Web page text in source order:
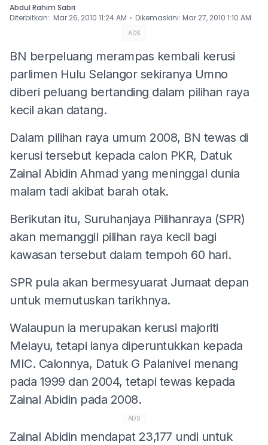
Abdul Rahim Sabri
Diterbitkan: Mar 26, 2010 11:24 AM ⋅ Dikemaskini: Mar 27, 2010 1:10 AM
ADS
BN berpeluang merampas kembali kerusi
parlimen Hulu Selangor sekiranya Umno
diberi peluang bertanding dalam pilihan raya
kecil akan datang.
Dalam pilihan raya umum 2008, BN tewas di
kerusi tersebut kepada calon PKR, Datuk
Zainal Abidin Ahmad yang meninggal dunia
malam tadi akibat barah otak.
Berikutan itu, Suruhanjaya Pilihanraya (SPR)
akan memanggil pilihan raya kecil bagi
kawasan tersebut dalam tempoh 60 hari.
SPR pula akan bermesyuarat Jumaat depan
untuk memutuskan tarikhnya.
Walaupun ia merupakan kerusi majoriti
Melayu, tetapi ianya diperuntukkan kepada
MIC. Calonnya, Datuk G Palanivel menang
pada 1999 dan 2004, tetapi tewas kepada
Zainal Abidin pada 2008.
ADS
Zainal Abidin mendapat 23,177 undi untuk